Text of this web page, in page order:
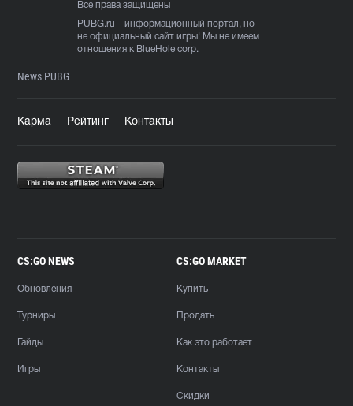
Все права защищены
PUBG.ru – информационный портал, но
не официальный сайт игры! Мы не имеем
отношения к BlueHole corp.
News PUBG
Карма Рейтинг Контакты
CS:GO NEWS
Обновления
Турниры
Гайды
Игры
CS:GO MARKET
Купить
Продать
Как это работает
Контакты
Скидки